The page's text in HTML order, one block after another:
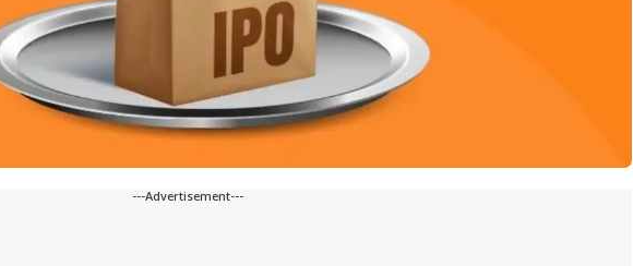
---Advertisement---